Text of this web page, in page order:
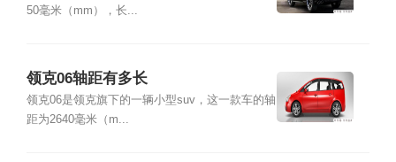
50毫米（mm），长...
领克06轴距有多长
领克06是领克旗下的一辆小型suv，这一款车的轴
距为2640毫米（m...